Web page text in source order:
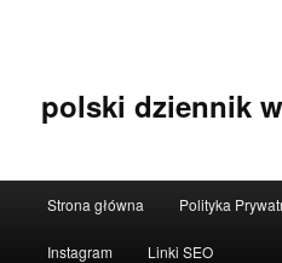
polski dziennik
Strona główna Polityka
Instagram Linki SEO